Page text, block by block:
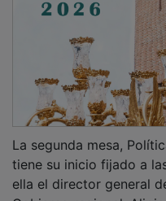
tiene su inicio fijado a
ella el director general
Gobierno regional,